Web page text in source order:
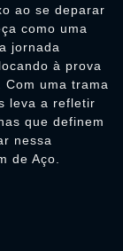
ao se deparar
como uma
jornada
à prova
uma trama
leva a refletir
que definem
nessa
de Aço.